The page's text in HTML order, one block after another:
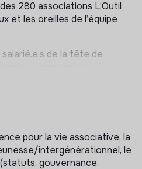
280 associations L’Outil
et les oreilles de l’équipe
de la tête de
projet Finance et
pour la vie associative, la
intergénérationnel, le
gouvernance,